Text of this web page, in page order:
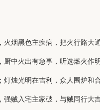
火烟黑色主疾病，把火行路大
厨中火出有急事，听选燃火作
灯烛光明在吉利，众人围炉和
强贼入宅主家破，与贼同行大